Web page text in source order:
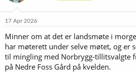
o
e
:
17 Apr 2026
Minner om at det er landsmøte i
har møterett under selve møtet, og er
til mingling med Norbrygg-tillitsvalgte
på Nedre Foss Gård på kvelden.